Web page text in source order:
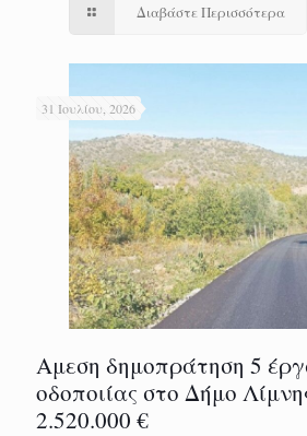
Διαβάστε Περισσότερα
31 Ιουλίου, 2026
Αμεση δημοπράτηση 5
οδοποιίας στο Δήμο
2.520.000 €